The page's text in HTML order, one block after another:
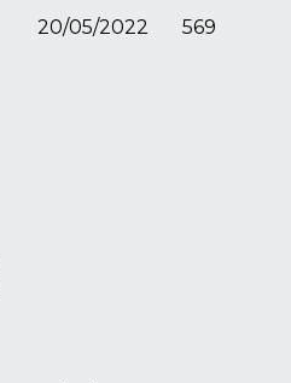
20/05/2022 569